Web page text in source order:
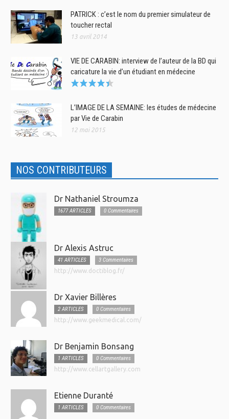
PATRICK : c’est le nom du premier simulateur de
toucher rectal
13 avril 2014
VIE DE CARABIN: interview de l’auteur de la BD qui
caricature la vie d’un étudiant en médecine
L’IMAGE DE LA SEMAINE: les études de médecine
par Vie de Carabin
12 mai 2015
NOS CONTRIBUTEURS
Dr Nathaniel Stroumza
1677 ARTICLES 0 Commentaires
Dr Alexis Astruc
41 ARTICLES
3 Commentaires
http://www.doctiblog.fr/
Dr Xavier Billères
2 ARTICLES
0 Commentaires
http://www.geekmedical.com/
Dr Benjamin Bonsang
1 ARTICLES
0 Commentaires
http://www.cellartgallery.com
Etienne Duranté
1 ARTICLES 0 Commentaires